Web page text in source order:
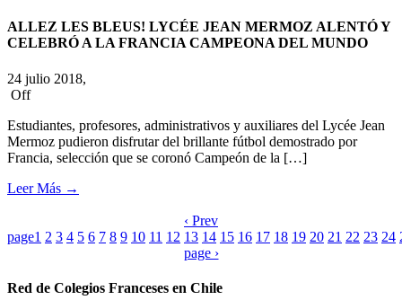
ALLEZ LES BLEUS! LYCÉE JEAN MERMOZ ALENTÓ Y
CELEBRÓ A LA FRANCIA CAMPEONA DEL MUNDO
24 julio 2018,
Off
Estudiantes, profesores, administrativos y auxiliares del Lycée Jean
Mermoz pudieron disfrutar del brillante fútbol demostrado por
Francia, selección que se coronó Campeón de la […]
Leer Más →
‹ Prev
page1 2 3 4 5 6 7 8 9 10 11 12 13 14 15 16 17 18 19 20 21 22 23 24
page ›
Red de Colegios Franceses en Chile